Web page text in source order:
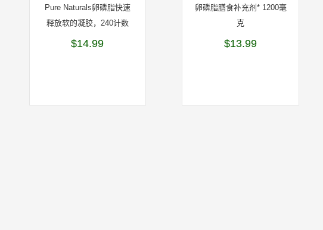
Pure Naturals卵磷脂快速
释放软的凝胶，240计数
$14.99
卵磷脂膳食补充剂* 1200毫
克
$13.99